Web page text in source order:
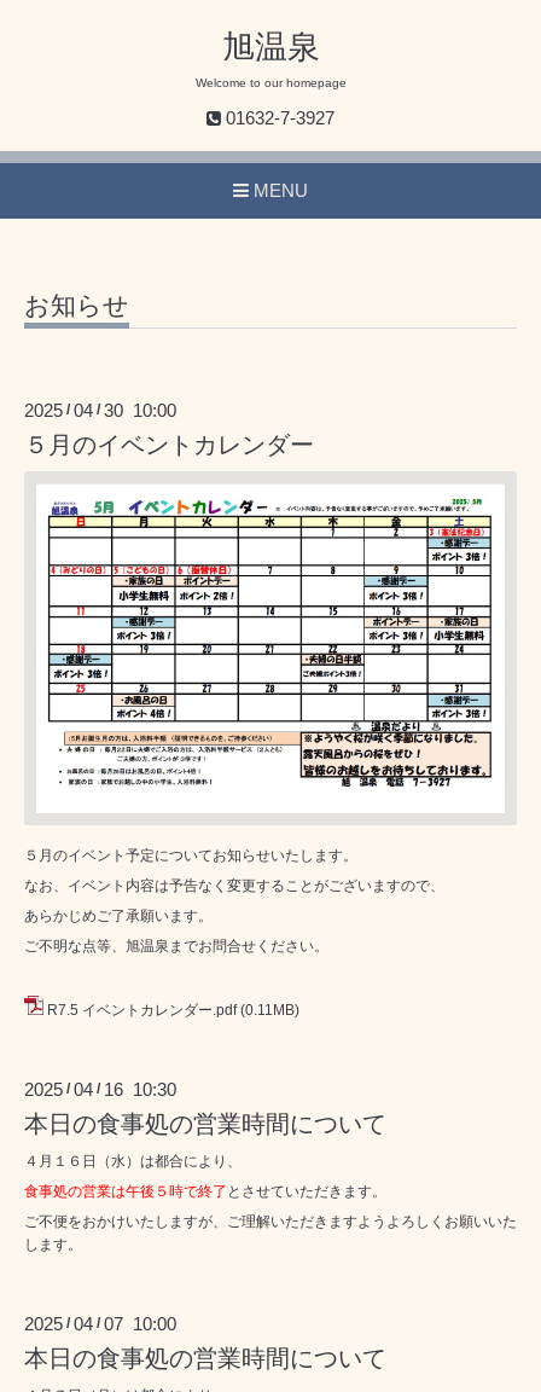
旭温泉
Welcome to our homepage
01632-7-3927
MENU
お知らせ
2025 /04 /30 10:00
５月のイベントカレンダー
５月のイベント予定についてお知らせいたします。
なお、イベント内容は予告なく変更することがございますので、
あらかじめご了承願います。
ご不明な点等、旭温泉までお問合せください。
R7.5 イベントカレンダー.pdf (0.11MB)
2025 /04 / 16 10:30
本日の食事処の営業時間について
４月１６日（水）は都合により、
食事処の営業は午後５時で終了 とさせていただきます。
ご不便をおかけいたしますが、ご理解いただきますようよろしくお願いいた
します。
2025 /04 /07 10:00
本日の食事処の営業時間について